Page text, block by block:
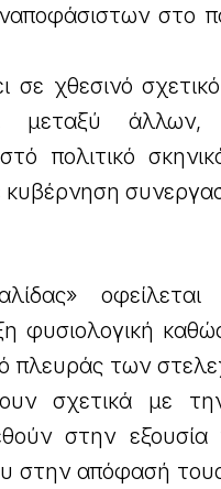
στο
σε χθεσινό
μεταξύ
πολιτικό
φυσιολογική
πλευράς των
σχετικά με
στην εξουσία
στην απόφασή